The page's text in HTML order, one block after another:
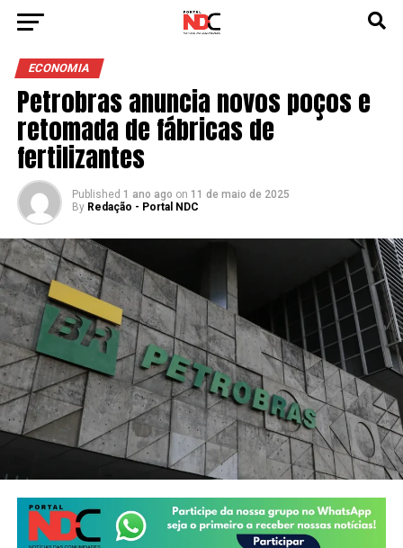
ECONOMIA
Petrobras anuncia novos poços e
retomada de fábricas de
fertilizantes
Published 1 ano ago on 11 de maio de 2025
By Redação - Portal NDC